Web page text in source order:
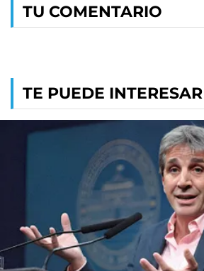
TU COMENTARIO
TE PUEDE INTERESAR